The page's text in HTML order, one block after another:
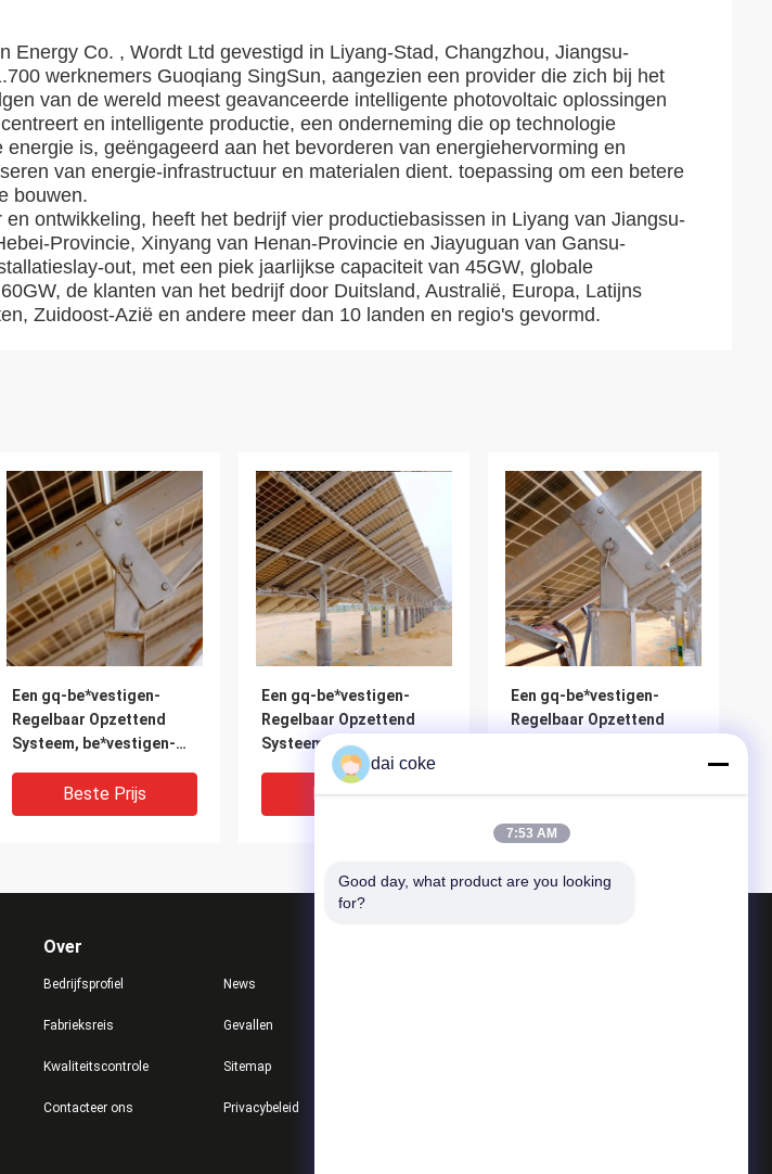
Energy Co. , Wordt Ltd gevestigd in Liyang-Stad, Changzhou, Jiangsu-
werknemers Guoqiang SingSun, aangezien een provider die zich bij het
van de wereld meest geavanceerde intelligente photovoltaic oplossingen
en intelligente productie, een onderneming die op technologie
is, geëngageerd aan het bevorderen van energiehervorming en
van energie-infrastructuur en materialen dient. toepassing om een betere
bouwen.
ontwikkeling, heeft het bedrijf vier productiebasissen in Liyang van Jiangsu-
Provincie, Xinyang van Henan-Provincie en Jiayuguan van Gansu-
out, met een piek jaarlijkse capaciteit van 45GW, globale
de klanten van het bedrijf door Duitsland, Australië, Europa, Latijns
Zuidoost-Azië en andere meer dan 10 landen en regio's gevormd.
Een gq-be*vestigen-
Regelbaar Opzettend
Systeem, be*vestigen-
PV Steun, Systeemleven:
>25 jaren
Beste Prijs
Een gq-be*vestigen-
Regelbaar Opzettend
Systeem, be*vestigen-
Regelbare het Opzetten
PV Steun, Systeemleven:
>25 jaren
Beste Prijs
Een gq-be*vestigen-
Regelbaar Opzettend
PV Steun, Systeemleven:
Beste Prijs
Een gq-be*vestigen-
Een gq-be*vestigen-
Over
Bedrijfsprofiel
Fabrieksreis
Kwaliteitscontrole
Contacteer ons
News
Gevallen
Sitemap
Privacybeleid
dai coke
7:53 AM
Good day, what product are you looking
for?